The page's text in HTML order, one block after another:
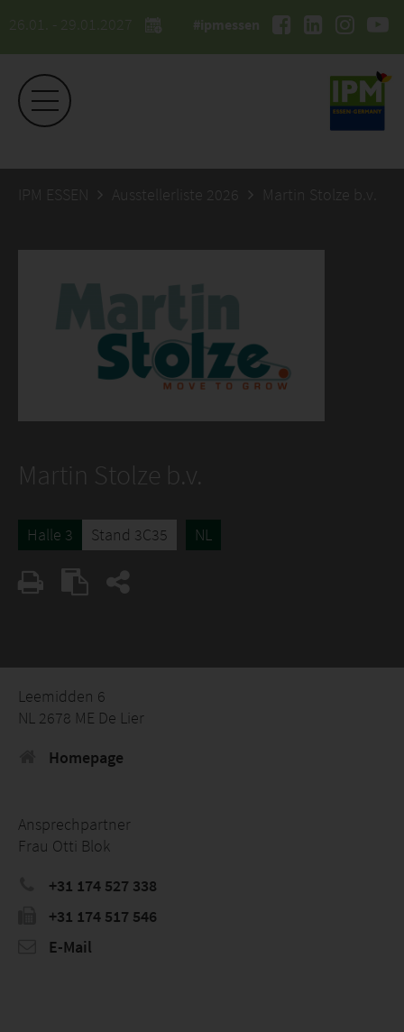
26.01. - 29.01.2027 #ipmessen
IPM ESSEN Ausstellerliste 2026 Martin Stolze b.v.
Martin Stolze b.v.
Halle 3 Stand 3C35 NL
Leemidden 6
NL 2678 ME De Lier
Homepage
Ansprechpartner
Frau Otti Blok
+31 174 527 338
+31 174 517 546
E-Mail